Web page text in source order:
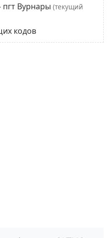
Вурнары (текущий
кодов